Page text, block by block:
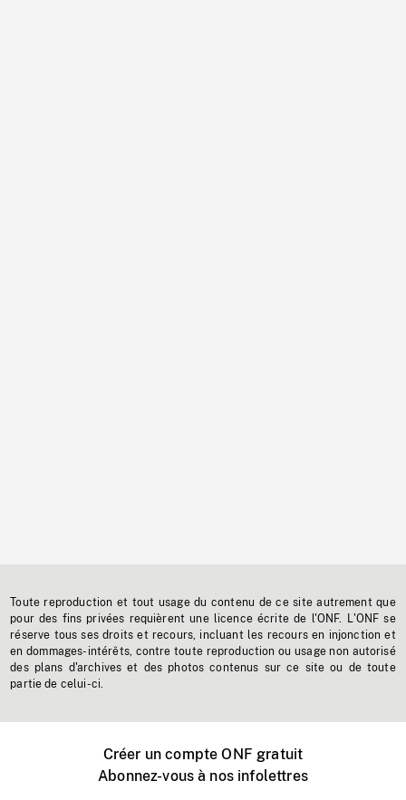
Toute reproduction et tout usage du contenu de ce site autrement que
pour des fins privées requièrent une licence écrite de l'ONF. L'ONF se
réserve tous ses droits et recours, incluant les recours en injonction et
en dommages-intérêts, contre toute reproduction ou usage non autorisé
des plans d'archives et des photos contenus sur ce site ou de toute
partie de celui-ci.
Créer un compte ONF gratuit
Abonnez-vous à nos infolettres